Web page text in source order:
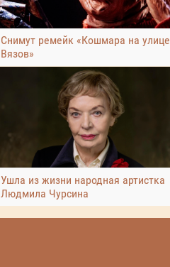
Снимут ремейк «Кошмара на улице
Вязов»
Ушла из жизни народная артистка
Людмила Чурсина